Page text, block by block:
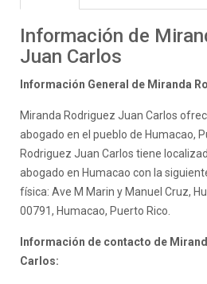
Información de
Juan Carlos
Información General de Miranda
Miranda Rodriguez Juan Carlos
abogado en el pueblo de Humacao,
Rodriguez Juan Carlos tiene
abogado en Humacao con la
física: Ave M Marin y Manuel Cruz,
00791, Humacao, Puerto Rico.
Información de contacto de
Carlos: